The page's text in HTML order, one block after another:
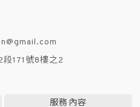
171號8樓之2
服務內容